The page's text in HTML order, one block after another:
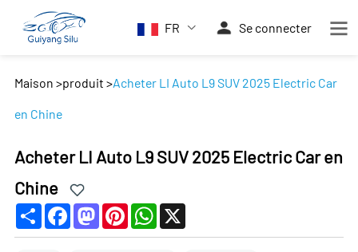
FR Se connecter
Maison >produit >Acheter LI Auto L9 SUV 2025 Electric Car
en Chine
Acheter LI Auto L9 SUV 2025 Electric Car en
Chine
ShareFacebookMastodonPinterestWhatsApp
X